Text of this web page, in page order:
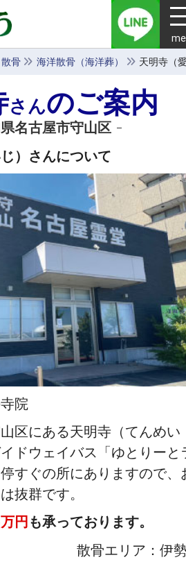
散骨 海洋散骨（海洋葬） 天明寺（
さんのご案内
名古屋市守山区
）さんについて
院
区にある天明寺（てんめい
ドウェイバス「ゆとりーと
すぐの所にありますので、
抜群です。
円も承っております。
散骨エリア：伊